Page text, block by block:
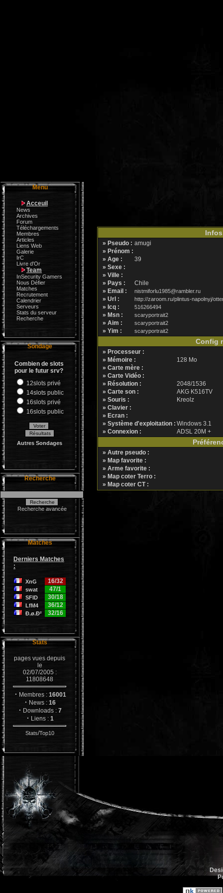
Menu
Acceuil
News
Archives
Forum
Téléchargements
Membres
Articles
Liens Web
Galerie
IrC
Livre d'Or
Team
InSecurity Gamers
Nous Défier
Matches
Recrutement
Calendrier
Serveurs
Stats du serveur
Recherche
Sondage
Combien de slots
pour le futur srv?
12slots privé
14slots public
16slots privé
16slots public
Autres Sondages
Recherche
Recherche avancée
Matches
Derniers Matches
:
XnG 16/32
swat 47/1
SFID 30/18
LfM4 36/12
Ð.ø.Ð² 32/16
Stats
pages vues depuis
le
02/07/2005 :
11808648
· Membres : 16001
· News : 16
· Downloads : 7
· Liens : 1
Stats/Top10
» Pseudo : amugi
» Prénom :
» Age :
39
» Sexe :
» Ville :
» Pays :
Chile
» Email :
nistmiforlu1985@rambler.ru
» Url : http://zaroom.ru/plintus-napolnyj/
» Icq : 516266494
» Msn : scaryportrait2
» Aim : scaryportrait2
» Yim : scaryportrait2
Config
» Processeur :
» Mémoire :
128 Mo
» Carte mère :
» Carte Vidéo :
» Résolution :
2048/1536
» Carte son :
AKG K516TV
» Souris :
Kreolz
» Clavier :
» Ecran :
» Système d'exploitation : Windows 3.1
» Connexion :
ADSL 20M +
» Autre pseudo :
» Map favorite :
» Arme favorite :
» Map coter Terro :
» Map coter CT :